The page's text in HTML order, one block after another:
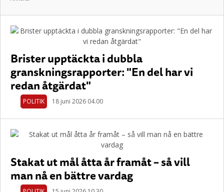
Brister upptäckta i dubbla
granskningsrapporter: "En del har vi
redan åtgärdat"
POLITIK 18 juni 2026 04.00
Stakat ut mål åtta år framåt – så vill
man nå en bättre vardag